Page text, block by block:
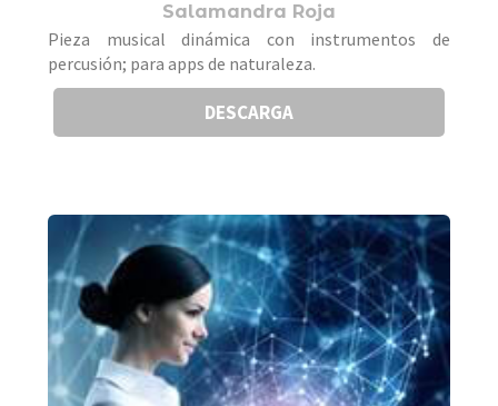
Salamandra Roja
Pieza musical dinámica con instrumentos de
percusión; para apps de naturaleza.
DESCARGA